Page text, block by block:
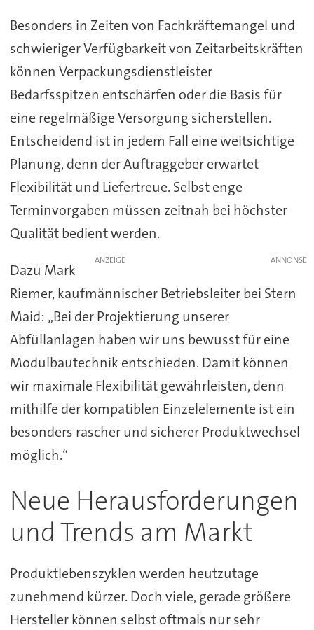
Besonders in Zeiten von Fachkräftemangel und
schwieriger Verfügbarkeit von Zeitarbeitskräften
können Verpackungsdienstleister
Bedarfsspitzen entschärfen oder die Basis für
eine regelmäßige Versorgung sicherstellen.
Entscheidend ist in jedem Fall eine weitsichtige
Planung, denn der Auftraggeber erwartet
Flexibilität und Liefertreue. Selbst enge
Terminvorgaben müssen zeitnah bei höchster
Qualität bedient werden.
ANZEIGE
Dazu Mark
Riemer, kaufmännischer Betriebsleiter bei Stern
Maid: „Bei der Projektierung unserer
Abfüllanlagen haben wir uns bewusst für eine
Modulbautechnik entschieden. Damit können
wir maximale Flexibilität gewährleisten, denn
mithilfe der kompatiblen Einzelelemente ist ein
besonders rascher und sicherer Produktwechsel
möglich.“
Neue Herausforderungen
und Trends am Markt
Produktlebenszyklen werden heutzutage
zunehmend kürzer. Doch viele, gerade größere
Hersteller können selbst oftmals nur sehr